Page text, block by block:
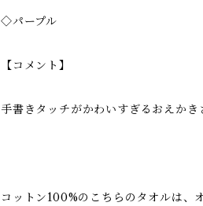
◇パープル
【コメント】
手書きタッチがかわいすぎるおえかき
コットン100%のこちらのタオルは、